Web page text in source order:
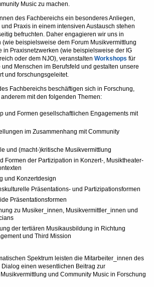
Music zu machen.
des Fachbereichs ein besonderes Anliegen,
Praxis in einem intensiven Austausch stehen
befruchten. Daher engagieren wir uns in
(wie beispielsweise dem Forum Musikvermittlung
in Praxisnetzwerken (wie beispielsweise der IG
oder dem NJO), veranstalten Workshops für
Menschen im Berufsfeld und gestalten unsere
und forschungsgeleitet.
Fachbereichs beschäftigen sich in Forschung,
mit den folgenden Themen:
und Formen gesellschaftlichen Engagements mit
im Zusammenhang mit Community
und (macht-)kritische Musikvermittlung
Formen der Partizipation in Konzert-, Musiktheater-
und Konzertdesign
Präsentations- und Partizipationsformen
Präsentationsformen
zu Musiker_innen, Musikvermittler_innen und
der tertiären Musikausbildung in Richtung
und Third Mission
Spektrum leisten die Mitarbeiter_innen des
Dialog einen wesentlichen Beitrag zur
und Community Music in Forschung